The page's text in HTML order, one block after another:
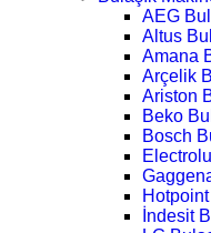
AEG
Altus
Amana
Arçelik
Ariston
Beko
Bosch
İndesit